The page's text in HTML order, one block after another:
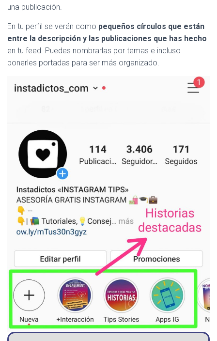
una publicación.
En tu perfil se verán como pequeños círculos que están
entre la descripción y las publicaciones que has hecho
en tu feed. Puedes nombrarlas por temas e incluso
ponerles portadas para ser más organizado.